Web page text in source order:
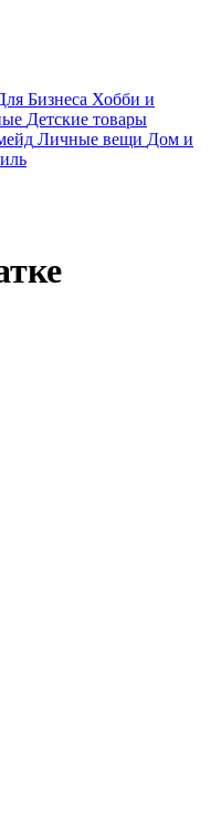
Бизнеса Хобби и
Детские товары
Личные вещи Дом и